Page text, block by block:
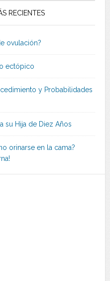
RECIENTES
ovulación?
ectópico
y Probabilidades
su Hija de Diez Años
orinarse en la cama?